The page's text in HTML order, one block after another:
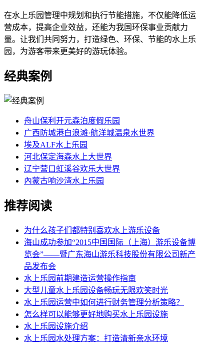
在水上乐园管理中规划和执行节能措施，不仅能降低运
营成本，提高企业效益，还能为我国环保事业贡献力
量。让我们共同努力，打造绿色、环保、节能的水上乐
园，为游客带来更美好的游玩体验。
经典案例
舟山保利开元森泊度假乐园
广西防城港白浪滩·航洋城温泉水世界
埃及ALF水上乐园
河北保定海森水上大世界
辽宁营口虹溪谷欢乐大世界
內蒙古响沙湾水上乐园
推荐阅读
为什么孩子们都特别喜欢水上游乐设备
海山成功参加“2015中国国际（上海）游乐设备博
览会”——暨广东海山游乐科技股份有限公司新产
品发布会
水上乐园前期建造运营操作指南
大型儿童水上乐园设备畅玩无限欢笑时光
水上乐园运营中如何进行财务管理分析策略？
怎么样可以能够更好地购买水上乐园设施
水上乐园设施介绍
水上乐园水处理方案：打造清新亲水环境